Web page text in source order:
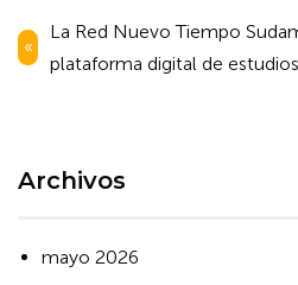
Navegación
de
La Red Nuevo Tiempo
plataforma digital de
Archivos
mayo 2026